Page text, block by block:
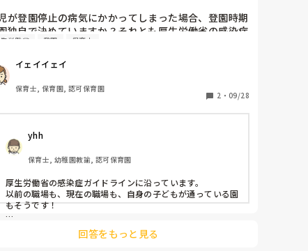
が登園停止の病気にかかってしまった場合、登園時期
独自で決めていますか？それとも厚生労働省の感染症
断なんですが、誰が見てもまだ症状があるのに登園して
、小児科の先生が行っていいと言われたで連れてこら
す。まじでやめてほしいです。保育園は集団の場。し
も運動会前。特に体調管理には気をつけないといけない
期なんですが、これじゃ菌は広がる一方では。信じられ
労働省 登園 保育士
イェイイェイ
保育士, 保育園, 認可保育園
2 ・ 09/28
yhh
保育士, 幼稚園教諭, 認可保育園
厚生労働省の感染症ガイドラインに沿っています。
以前の職場も、現在の職場も、自身の子どもが通っている園
もそうです！
まだ症状があるということは、小児科の先生が本当に登園し
ていいと言っているか疑問ですよね💦
回答をもっと見る